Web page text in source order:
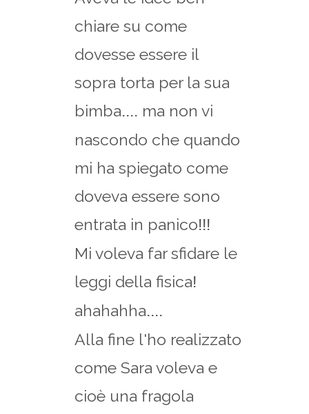
chiare su come
dovesse essere il
sopra torta per la sua
bimba.... ma non vi
nascondo che quando
mi ha spiegato come
doveva essere sono
entrata in panico!!!
Mi voleva far sfidare le
leggi della fisica!
ahahahha....
Alla fine l'ho realizzato
come Sara voleva e
cioè una fragola